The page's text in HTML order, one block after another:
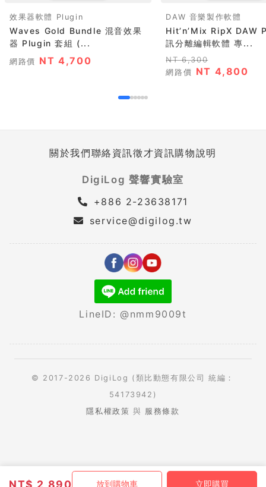
NT$ 2,890 放到購物車 立即購買
效果器軟體 Plugin
Waves Gold Bundle 混音效果
器 Plugin 套組 (...
網路價 NT 4,700
DAW 音樂製作軟體
Hit’n’Mix RipX DAW
訊分離編輯軟體 專...
NT 6,300
網路價 NT 4,800
關於我們聯絡資訊徵才資訊購物說明
DigiLog 聲響實驗室
+886 2-23638171
service@digilog.tw
LineID: @nmm9009t
© 2017-2026 DigiLog (類比動態有限公司 統編：
54173942)
隱私權政策 與 服務條款